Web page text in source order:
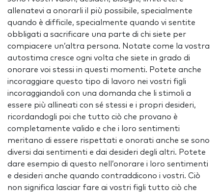
allenatevi a onorarli il più possibile, specialmente
quando è difficile, specialmente quando vi sentite
obbligati a sacrificare una parte di chi siete per
compiacere un’altra persona. Notate come la vostra
autostima cresce ogni volta che siete in grado di
onorare voi stessi in questi momenti. Potete anche
incoraggiare questo tipo di lavoro nei vostri figli
incoraggiandoli con una domanda che li stimoli a
essere più allineati con sé stessi e i propri desideri,
ricordandogli poi che tutto ciò che provano è
completamente valido e che i loro sentimenti
meritano di essere rispettati e onorati anche se sono
diversi dai sentimenti e dai desideri degli altri. Potete
dare esempio di questo nell’onorare i loro sentimenti
e desideri anche quando contraddicono i vostri. Ciò
non significa lasciar fare ai vostri figli tutto ciò che